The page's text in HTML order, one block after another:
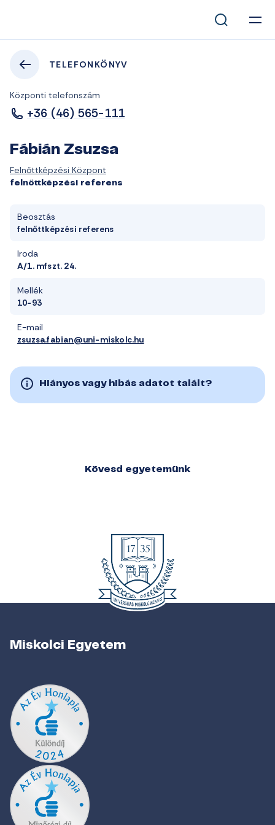
TELEFONKÖNYV
Központi telefonszám
+36 (46) 565-111
Fábián Zsuzsa
Felnőttképzési Központ
felnőttképzési referens
Beosztás
felnőttképzési referens
Iroda
A/1. mfszt. 24.
Mellék
10-93
E-mail
zsuzsa.fabian@uni-miskolc.hu
Hiányos vagy hibás adatot talált?
Kövesd egyetemünk
Miskolci Egyetem